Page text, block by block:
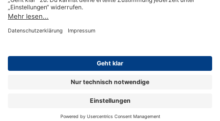
© Copyright 2026 GOTOOLS GmbH - Alle Rechte vorbehalten. powered by
createyourtemplate